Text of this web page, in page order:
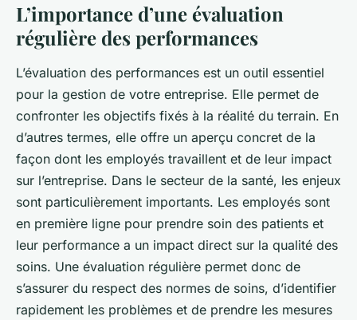
L’importance d’une évaluation
régulière des performances
L’évaluation des performances est un outil essentiel
pour la gestion de votre entreprise. Elle permet de
confronter les objectifs fixés à la réalité du terrain. En
d’autres termes, elle offre un aperçu concret de la
façon dont les employés travaillent et de leur impact
sur l’entreprise. Dans le secteur de la santé, les enjeux
sont particulièrement importants. Les employés sont
en première ligne pour prendre soin des patients et
leur performance a un impact direct sur la qualité des
soins. Une évaluation régulière permet donc de
s’assurer du respect des normes de soins, d’identifier
rapidement les problèmes et de prendre les mesures